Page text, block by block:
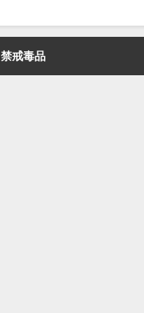
禁戒毒品